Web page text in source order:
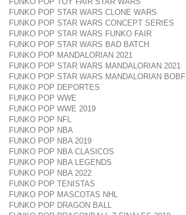
FUNKO POP STAR WARS CLONE WARS
FUNKO POP STAR WARS CONCEPT SERIES
FUNKO POP STAR WARS FUNKO FAIR
FUNKO POP STAR WARS BAD BATCH
FUNKO POP MANDALORIAN 2021
FUNKO POP STAR WARS MANDALORIAN 2021
FUNKO POP STAR WARS MANDALORIAN BOBF
FUNKO POP DEPORTES
FUNKO POP WWE
FUNKO POP WWE 2019
FUNKO POP NFL
FUNKO POP NBA
FUNKO POP NBA 2019
FUNKO POP NBA CLASICOS
FUNKO POP NBA LEGENDS
FUNKO POP NBA 2022
FUNKO POP TENISTAS
FUNKO POP MASCOTAS NHL
FUNKO POP DRAGON BALL